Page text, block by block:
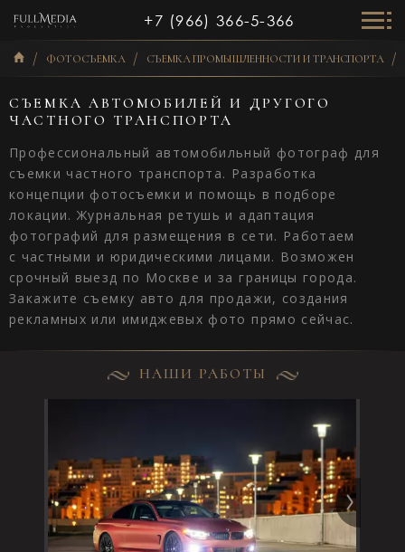
+7 (966) 366-5-366
ФОТОСЪЕМКА СЪЕМКА ПРОМЫШЛЕННОСТИ И ТРАНСПОРТА
СЪЕМКА АВТОМОБИЛЕЙ И ДРУГОГО
ЧАСТНОГО ТРАНСПОРТА
Профессиональный автомобильный фотограф для
съемки частного транспорта. Разработка
концепции фотосъемки и помощь в подборе
локации. Журнальная ретушь и адаптация
фотографий для размещения в сети. Работаем
с частными и юридическими лицами. Возможен
срочный выезд по Москве и за границы города.
Закажите съемку авто для продажи, создания
рекламных или имиджевых фото прямо сейчас.
НАШИ РАБОТЫ